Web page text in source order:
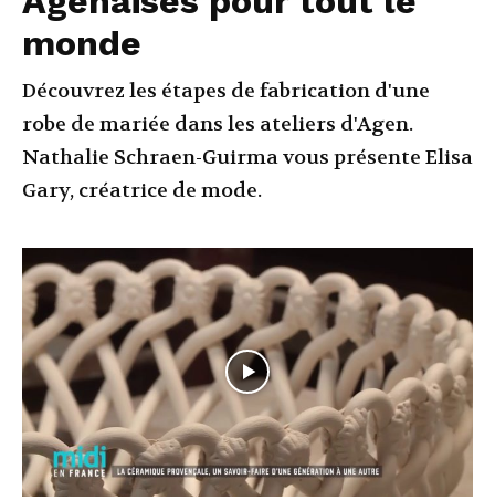
monde
Découvrez les étapes de fabrication d'une
robe de mariée dans les ateliers d'Agen.
Nathalie Schraen-Guirma vous présente Elisa
Gary, créatrice de mode.